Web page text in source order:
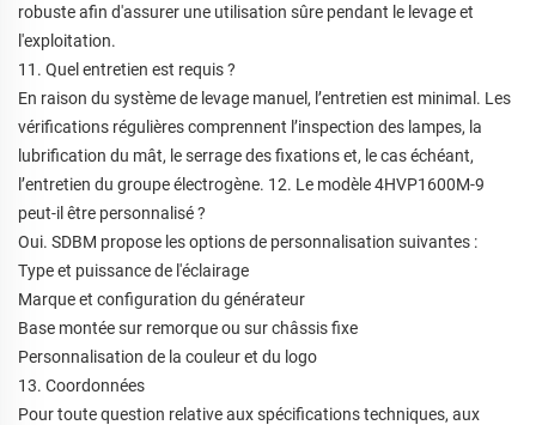
robuste afin d'assurer une utilisation sûre pendant le levage et
l'exploitation.
11. Quel entretien est requis ?
En raison du système de levage manuel, l’entretien est minimal. Les
vérifications régulières comprennent l’inspection des lampes, la
lubrification du mât, le serrage des fixations et, le cas échéant,
l’entretien du groupe électrogène. 12. Le modèle 4HVP1600M-9
peut-il être personnalisé ?
Oui. SDBM propose les options de personnalisation suivantes :
Type et puissance de l'éclairage
Marque et configuration du générateur
Base montée sur remorque ou sur châssis fixe
Personnalisation de la couleur et du logo
13. Coordonnées
Pour toute question relative aux spécifications techniques, aux